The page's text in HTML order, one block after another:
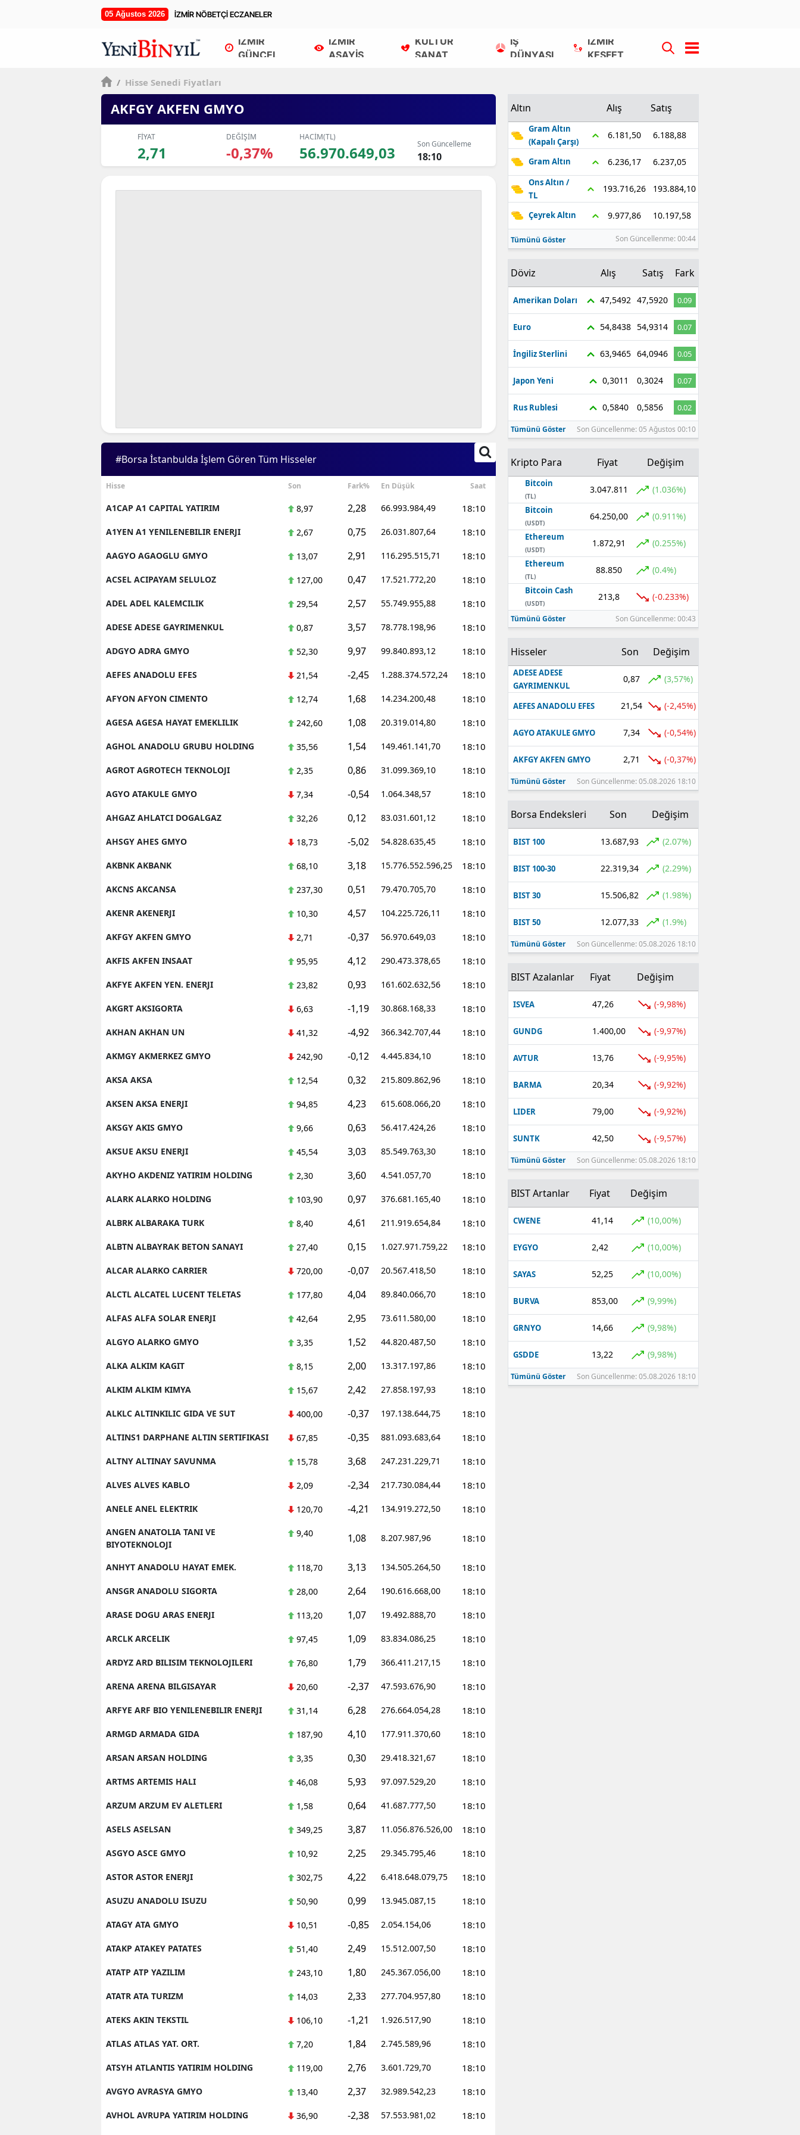
05 Ağustos 2026 İZMİR NÖBETÇİ ECZANELER
İZMİR
GÜNCEL
İZMİR
ASAYİŞ
KÜLTÜR
SANAT
İŞ
DÜNYASI
İZMİR
KEŞFET
/ Hisse Senedi Fiyatları
AKFGY AKFEN GMYO
FİYAT
2,71
DEĞİŞİM
-0,37%
HACİM(TL)
56.970.649,03 Son Güncelleme
18:10
#Borsa İstanbulda İşlem Gören Tüm Hisseler
Hisse Son Fark% En Düşük Saat
A1CAP A1 CAPITAL YATIRIM 8,97 2,28 66.993.984,49 18:10
A1YEN A1 YENILENEBILIR ENERJI 2,67 0,75 26.031.807,64 18:10
AAGYO AGAOGLU GMYO 13,07 2,91 116.295.515,71 18:10
ACSEL ACIPAYAM SELULOZ 127,00 0,47 17.521.772,20 18:10
ADEL ADEL KALEMCILIK 29,54 2,57 55.749.955,88 18:10
ADESE ADESE GAYRIMENKUL 0,87 3,57 78.778.198,96 18:10
ADGYO ADRA GMYO 52,30 9,97 99.840.893,12 18:10
AEFES ANADOLU EFES 21,54 -2,45 1.288.374.572,24 18:10
AFYON AFYON CIMENTO 12,74 1,68 14.234.200,48 18:10
AGESA AGESA HAYAT EMEKLILIK 242,60 1,08 20.319.014,80 18:10
AGHOL ANADOLU GRUBU HOLDING 35,56 1,54 149.461.141,70 18:10
AGROT AGROTECH TEKNOLOJI 2,35 0,86 31.099.369,10 18:10
AGYO ATAKULE GMYO 7,34 -0,54 1.064.348,57 18:10
AHGAZ AHLATCI DOGALGAZ 32,26 0,12 83.031.601,12 18:10
AHSGY AHES GMYO 18,73 -5,02 54.828.635,45 18:10
AKBNK AKBANK 68,10 3,18 15.776.552.596,25 18:10
AKCNS AKCANSA 237,30 0,51 79.470.705,70 18:10
AKENR AKENERJI 10,30 4,57 104.225.726,11 18:10
AKFGY AKFEN GMYO 2,71 -0,37 56.970.649,03 18:10
AKFIS AKFEN INSAAT 95,95 4,12 290.473.378,65 18:10
AKFYE AKFEN YEN. ENERJI 23,82 0,93 161.602.632,56 18:10
AKGRT AKSIGORTA 6,63 -1,19 30.868.168,33 18:10
AKHAN AKHAN UN 41,32 -4,92 366.342.707,44 18:10
AKMGY AKMERKEZ GMYO 242,90 -0,12 4.445.834,10 18:10
AKSA AKSA 12,54 0,32 215.809.862,96 18:10
AKSEN AKSA ENERJI 94,85 4,23 615.608.066,20 18:10
AKSGY AKIS GMYO 9,66 0,63 56.417.424,26 18:10
AKSUE AKSU ENERJI 45,54 3,03 85.549.763,30 18:10
AKYHO AKDENIZ YATIRIM HOLDING 2,30 3,60 4.541.057,70 18:10
ALARK ALARKO HOLDING 103,90 0,97 376.681.165,40 18:10
ALBRK ALBARAKA TURK 8,40 4,61 211.919.654,84 18:10
ALBTN ALBAYRAK BETON SANAYI 27,40 0,15 1.027.971.759,22 18:10
ALCAR ALARKO CARRIER 720,00 -0,07 20.567.418,50 18:10
ALCTL ALCATEL LUCENT TELETAS 177,80 4,04 89.840.066,70 18:10
ALFAS ALFA SOLAR ENERJI 42,64 2,95 73.611.580,00 18:10
ALGYO ALARKO GMYO 3,35 1,52 44.820.487,50 18:10
ALKA ALKIM KAGIT 8,15 2,00 13.317.197,86 18:10
ALKIM ALKIM KIMYA 15,67 2,42 27.858.197,93 18:10
ALKLC ALTINKILIC GIDA VE SUT 400,00 -0,37 197.138.644,75 18:10
ALTINS1 DARPHANE ALTIN SERTIFIKASI 67,85 -0,35 881.093.683,64 18:10
ALTNY ALTINAY SAVUNMA 15,78 3,68 247.231.229,71 18:10
ALVES ALVES KABLO 2,09 -2,34 217.730.084,44 18:10
ANELE ANEL ELEKTRIK 120,70 -4,21 134.919.272,50 18:10
ANGEN ANATOLIA TANI VE
BIYOTEKNOLOJI
9,40 1,08 8.207.987,96 18:10
ANHYT ANADOLU HAYAT EMEK. 118,70 3,13 134.505.264,50 18:10
ANSGR ANADOLU SIGORTA 28,00 2,64 190.616.668,00 18:10
ARASE DOGU ARAS ENERJI 113,20 1,07 19.492.888,70 18:10
ARCLK ARCELIK 97,45 1,09 83.834.086,25 18:10
ARDYZ ARD BILISIM TEKNOLOJILERI 76,80 1,79 366.411.217,15 18:10
ARENA ARENA BILGISAYAR 20,60 -2,37 47.593.676,90 18:10
ARFYE ARF BIO YENILENEBILIR ENERJI 31,14 6,28 276.664.054,28 18:10
ARMGD ARMADA GIDA 187,90 4,10 177.911.370,60 18:10
ARSAN ARSAN HOLDING 3,35 0,30 29.418.321,67 18:10
ARTMS ARTEMIS HALI 46,08 5,93 97.097.529,20 18:10
ARZUM ARZUM EV ALETLERI 1,58 0,64 41.687.777,50 18:10
ASELS ASELSAN 349,25 3,87 11.056.876.526,00 18:10
ASGYO ASCE GMYO 10,92 2,25 29.345.795,46 18:10
ASTOR ASTOR ENERJI 302,75 4,22 6.418.648.079,75 18:10
ASUZU ANADOLU ISUZU 50,90 0,99 13.945.087,15 18:10
ATAGY ATA GMYO 10,51 -0,85 2.054.154,06 18:10
ATAKP ATAKEY PATATES 51,40 2,49 15.512.007,50 18:10
ATATP ATP YAZILIM 243,10 1,80 245.367.056,00 18:10
ATATR ATA TURIZM 14,03 2,33 277.704.957,80 18:10
ATEKS AKIN TEKSTIL 106,10 -1,21 1.926.517,90 18:10
ATLAS ATLAS YAT. ORT. 7,20 1,84 2.745.589,96 18:10
ATSYH ATLANTIS YATIRIM HOLDING 119,00 2,76 3.601.729,70 18:10
AVGYO AVRASYA GMYO 13,40 2,37 32.989.542,23 18:10
AVHOL AVRUPA YATIRIM HOLDING 36,90 -2,38 57.553.981,02 18:10
Altın Alış Satış
Gram Altın
(Kapalı Çarşı)
6.181,50 6.188,88
Gram Altın 6.236,17 6.237,05
Ons Altın /
TL
193.716,26 193.884,10
Çeyrek Altın 9.977,86 10.197,58
Tümünü Göster Son Güncellenme: 00:44
Döviz Alış Satış Fark
Amerikan Doları 47,5492 47,5920 0.09
Euro 54,8438 54,9314 0.07
İngiliz Sterlini 63,9465 64,0946 0.05
Japon Yeni 0,3011 0,3024 0.07
Rus Rublesi 0,5840 0,5856 0.02
Tümünü Göster Son Güncellenme: 05 Ağustos 00:10
Kripto Para Fiyat Değişim
Bitcoin
(TL)
3.047.811 (1.036%)
Bitcoin
(USDT)
64.250,00 (0.911%)
Ethereum
(USDT)
1.872,91 (0.255%)
Ethereum
(TL)
88.850 (0.4%)
Bitcoin Cash
(USDT)
213,8 (-0.233%)
Tümünü Göster Son Güncellenme: 00:43
Hisseler Son Değişim
ADESE ADESE
GAYRIMENKUL
0,87 (3,57%)
AEFES ANADOLU EFES 21,54 (-2,45%)
AGYO ATAKULE GMYO 7,34 (-0,54%)
AKFGY AKFEN GMYO 2,71 (-0,37%)
Tümünü Göster Son Güncellenme: 05.08.2026 18:10
Borsa Endeksleri Son Değişim
BIST 100 13.687,93 (2.07%)
BIST 100-30 22.319,34 (2.29%)
BIST 30 15.506,82 (1.98%)
BIST 50 12.077,33 (1.9%)
Tümünü Göster Son Güncellenme: 05.08.2026 18:10
BIST Azalanlar Fiyat Değişim
ISVEA 47,26 (-9,98%)
GUNDG 1.400,00 (-9,97%)
AVTUR 13,76 (-9,95%)
BARMA 20,34 (-9,92%)
LIDER 79,00 (-9,92%)
SUNTK 42,50 (-9,57%)
Tümünü Göster Son Güncellenme: 05.08.2026 18:10
BIST Artanlar Fiyat Değişim
CWENE 41,14 (10,00%)
EYGYO 2,42 (10,00%)
SAYAS 52,25 (10,00%)
BURVA 853,00 (9,99%)
GRNYO 14,66 (9,98%)
GSDDE 13,22 (9,98%)
Tümünü Göster Son Güncellenme: 05.08.2026 18:10